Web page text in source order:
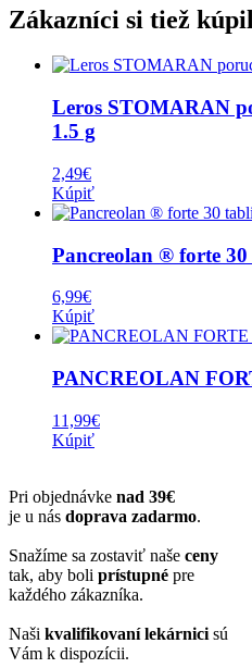
Zákazníci si tiež
Leros STOMARAN
1.5 g
2,49€
Kúpiť
Pancreolan ® forte
6,99€
Kúpiť
PANCREOLAN
11,99€
Kúpiť
Pri objednávke nad 39€
je u nás doprava zadarmo.
Snažíme sa zostaviť naše ceny
tak, aby boli prístupné pre
každého zákazníka.
Naši kvalifikovaní lekárnici sú
Vám k dispozícii.